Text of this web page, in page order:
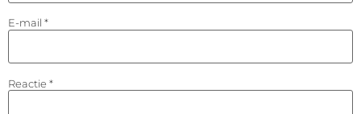
E-mail *
Reactie *